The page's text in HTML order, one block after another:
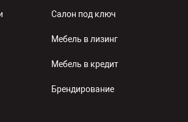
Салон под ключ
Мебель в лизинг
Мебель в кредит
Брендирование